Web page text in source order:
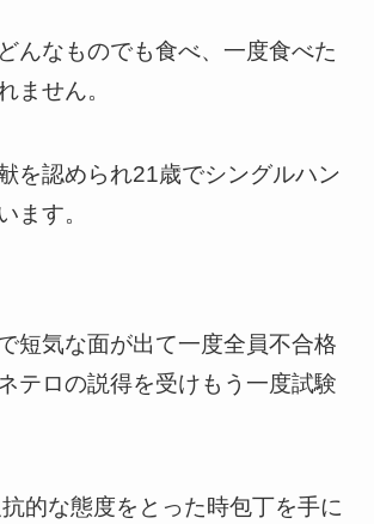
んなものでも食べ、一度食べた
ません。
を認められ21歳でシングルハン
ます。
短気な面が出て一度全員不合格
テロの説得を受けもう一度試験
抗的な態度をとった時包丁を手に